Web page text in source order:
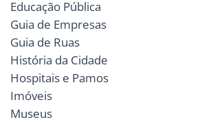
Educação Pública
Guia de Empresas
Guia de Ruas
História da Cidade
Hospitais e Pamos
Imóveis
Museus